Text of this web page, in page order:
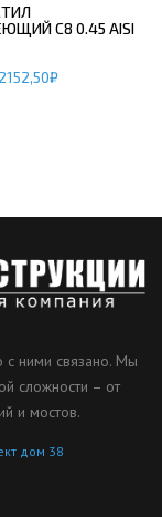
С8 0.45 AISI
2152,50₽
с ними связано. Мы
сложности – от
и мостов.
дом 38